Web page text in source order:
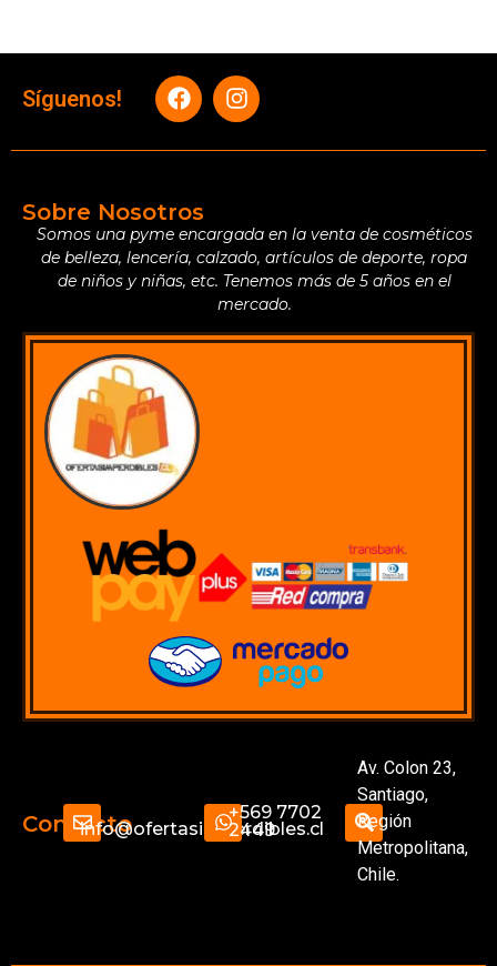
Síguenos!
Sobre Nosotros
Somos una pyme encargada en la venta de cosméticos
de belleza, lencería, calzado, artículos de deporte, ropa
de niños y niñas, etc. Tenemos más de 5 años en el
mercado.
Contactoinfo@ofertasimperdibles.cl
+569 7702
2449
Av. Colon 23,
Santiago,
Región
Metropolitana,
Chile.